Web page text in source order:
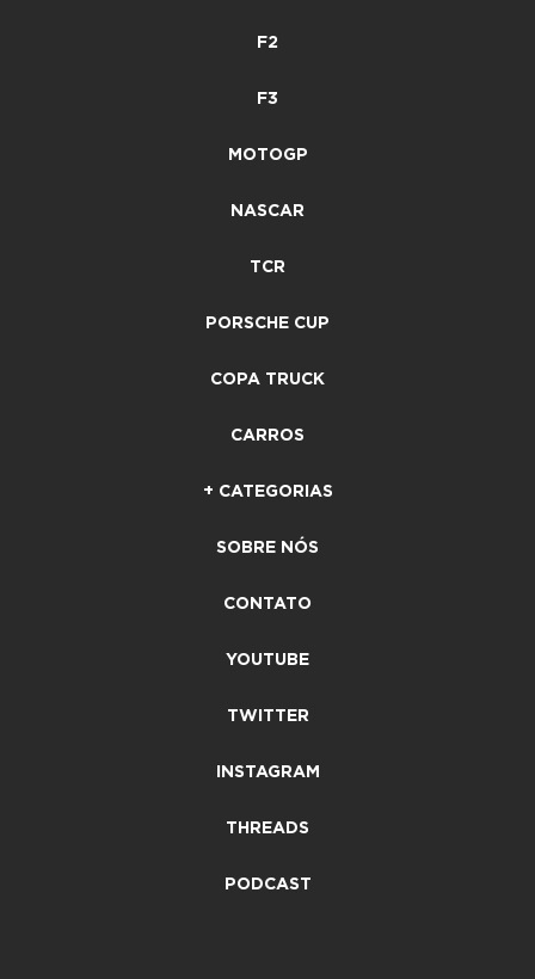
F2
F3
MOTOGP
NASCAR
TCR
PORSCHE CUP
COPA TRUCK
CARROS
+ CATEGORIAS
SOBRE NÓS
CONTATO
YOUTUBE
TWITTER
INSTAGRAM
THREADS
PODCAST